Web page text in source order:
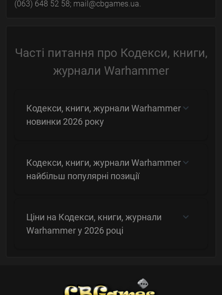
(063) 648 52 58; mail@cbgames.ua.
Часті питання про Кодекси, книги,
журнали Warhammer
Кодекси, книги, журнали Warhammer
новинки 2026 року
Кодекси, книги, журнали Warhammer
найбільш популярні позиції
Ціни на Кодекси, книги, журнали
Warhammer у 2026 році